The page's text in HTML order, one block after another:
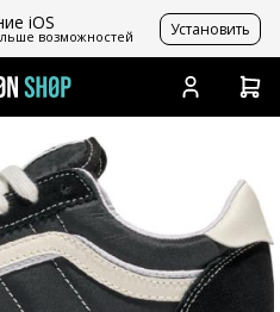
iOS
возможностей Установить